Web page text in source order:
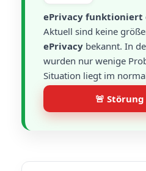
ePrivacy funktioniert
Aktuell sind keine
ePrivacy bekannt. In
wurden nur wenige
Situation liegt im
🚨